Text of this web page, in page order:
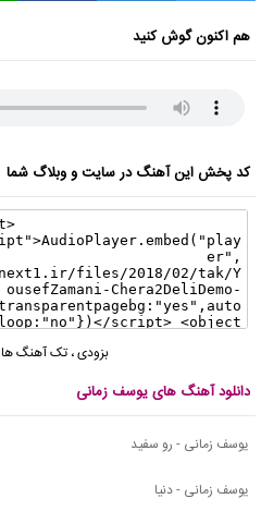
هم اکنون گوش کنید
کد پخش این آهنگ در سایت و وبلاگ شما
بزودی، تک آهنگ ها
دانلود آهنگ های یوسف زمانی
یوسف زمانی - رو سفید
یوسف زمانی - دنیا